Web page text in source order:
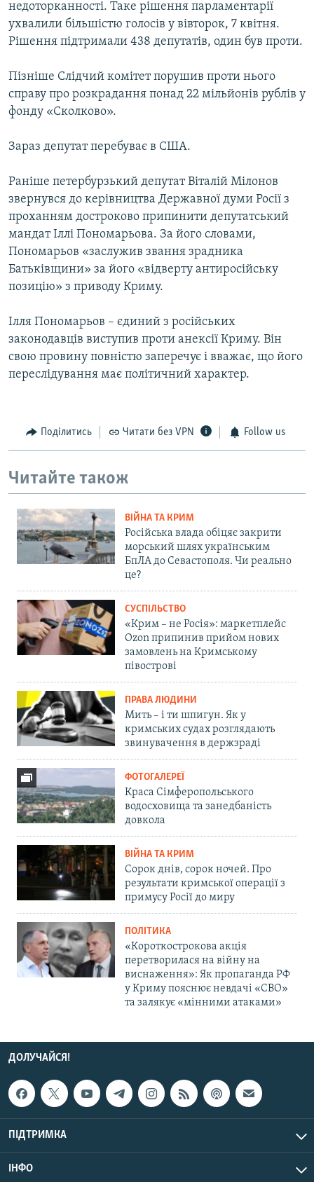
недоторканності. Таке рішення парламентарії
ухвалили більшістю голосів у вівторок, 7 квітня.
Рішення підтримали 438 депутатів, один був проти.
Пізніше Слідчий комітет порушив проти нього
справу про розкрадання понад 22 мільйонів рублів у
фонду «Сколково».
Зараз депутат перебуває в США.
Раніше петербурзький депутат Віталій Мілонов
звернувся до керівництва Державної думи Росії з
проханням достроково припинити депутатський
мандат Іллі Пономарьова. За його словами,
Пономарьов «заслужив звання зрадника
Батьківщини» за його «відверту антиросійську
позицію» з приводу Криму.
Ілля Пономарьов – єдиний з російських
законодавців виступив проти анексії Криму. Він
свою провину повністю заперечує і вважає, що його
переслідування має політичний характер.
Поділитись Читати без VPN Follow us
Читайте також
ВІЙНА ТА КРИМ
Російська влада обіцяє закрити
морський шлях українським
БпЛА до Севастополя. Чи реально
це?
СУСПІЛЬСТВО
«Крим – не Росія»: маркетплейс
Ozon припинив прийом нових
замовлень на Кримському
півострові
ПРАВА ЛЮДИНИ
Мить – і ти шпигун. Як у
кримських судах розглядають
звинувачення в держзраді
ФОТОГАЛЕРЕЇ
Краса Сімферопольського
водосховища та занедбаність
довкола
ВІЙНА ТА КРИМ
Сорок днів, сорок ночей. Про
результати кримської операції з
примусу Росії до миру
ПОЛІТИКА
«Короткострокова акція
перетворилася на війну на
виснаження»: Як пропаганда РФ
у Криму пояснює невдачі «СВО»
та залякує «мінними атаками»
ДОЛУЧАЙСЯ!
ПІДТРИМКА
ІНФО